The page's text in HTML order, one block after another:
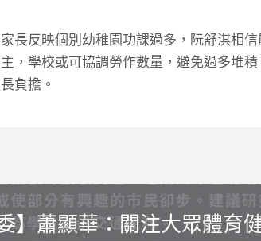
長反映個別幼稚園功課過多，阮舒淇相
，學校或可協調勞作數量，避免過多堆
負擔。
】蕭顯華：關注大眾體育